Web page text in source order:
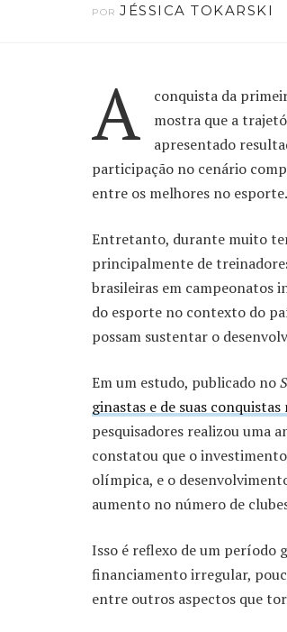
POR JÉSSICA TOKARSKI
A
conquista da
mostra que a
apresentado
participação no cenário
entre os melhores no esporte.
Entretanto, durante muito
principalmente de
brasileiras em campeonatos
do esporte no contexto do
possam sustentar o
Em um estudo, publicado no
ginastas e de suas
pesquisadores realizou uma
constatou que o
olímpica, e o
aumento no número de
Isso é reflexo de um período
financiamento irregular,
entre outros aspectos que